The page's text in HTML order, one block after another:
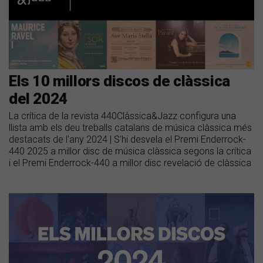
Els 10 millors discos de clàssica
del 2024
La crítica de la revista 440Clàssica&Jazz configura una
llista amb els deu treballs catalans de música clàssica més
destacats de l'any 2024 | S'hi desvela el Premi Enderrock-
440 2025 a millor disc de música clàssica segons la crítica
i el Premi Enderrock-440 a millor disc revelació de clàssica